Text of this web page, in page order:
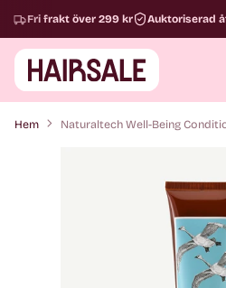
Fri frakt över 299 kr Auktoriserad
Hem Naturaltech Well-Being